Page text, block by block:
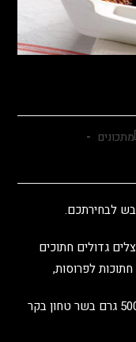
מתכונים
לבחירתכם.
חצילים בינוניים לא מקולפים,3 בצלים גדולים חתוכים
חופן פטרוזיליה קצוצה,4 שיני שום קצוצות,500 גרם בשר טחון בקר